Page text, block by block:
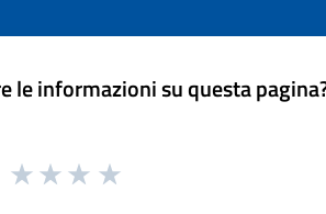
le informazioni su questa